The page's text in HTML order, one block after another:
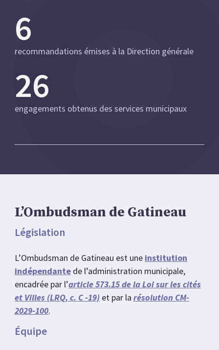
6
recommandations émises à la Direction générale
26
engagements obtenus des services municipaux
L’Ombudsman de Gatineau
Législation
L’Ombudsman de Gatineau est une institution
indépendante de l’administration municipale,
encadrée par l’article 573.15 de la Loi sur les cités
et Villes (LRQ, c. C -19) et par la résolution CM-
2029-100.
Équipe